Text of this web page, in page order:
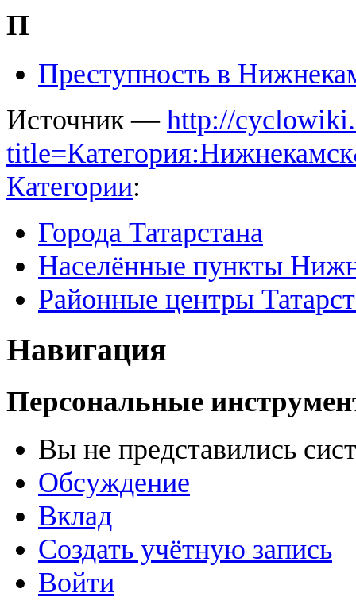
П
Преступность в
Источник — http://
Категории:
Города Татарстана
Населённые пункты
Районные центры
Навигация
Персональные
Вы не представились
Обсуждение
Вклад
Создать учётную запись
Войти